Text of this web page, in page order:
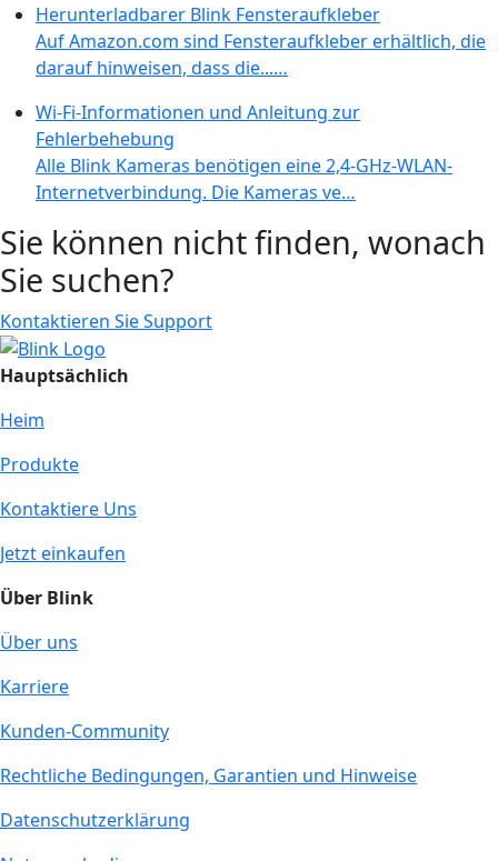
Herunterladbarer Blink Fensteraufkleber
Auf Amazon.com sind Fensteraufkleber erhältlich, die
darauf hinweisen, dass die...…
Wi-Fi-Informationen und Anleitung zur
Fehlerbehebung
Alle Blink Kameras benötigen eine 2,4-GHz-WLAN-
Internetverbindung. Die Kameras ve…
Sie können nicht finden, wonach
Sie suchen?
Kontaktieren Sie Support
Hauptsächlich
Heim
Produkte
Kontaktiere Uns
Jetzt einkaufen
Über Blink
Über uns
Karriere
Kunden-Community
Rechtliche Bedingungen, Garantien und Hinweise
Datenschutzerklärung